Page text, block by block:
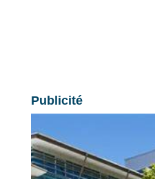
Publicité